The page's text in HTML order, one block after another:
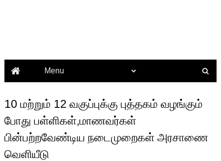
10 மற்றும் 12 வகுப்புக்கு புத்தகம் வழங்கும்
போது பள்ளிகள்,மாணவர்கள்
பின்பற்றவேண்டிய நடைமுறைகள் அரசாணை
வெளியீடு